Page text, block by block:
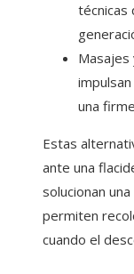
técnicas
Masajes
una
Estas
ante una
solucionan
permiten
cuando el